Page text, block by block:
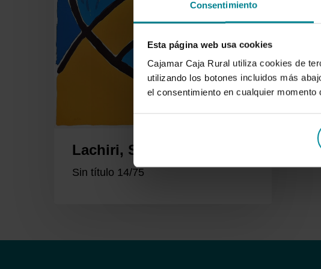
Consentimiento
Esta página web usa cookies
Cajamar Caja Rural utiliza cookies de
utilizando los botones incluidos más
el consentimiento en cualquier momento
Lachiri, Sohad
Sin título 14/75